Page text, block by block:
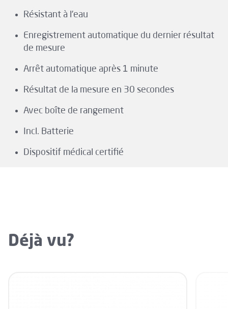
Résistant à l’eau
Enregistrement automatique du dernier résultat
de mesure
Arrêt automatique après 1 minute
Résultat de la mesure en 30 secondes
Avec boîte de rangement
Incl. Batterie
Dispositif médical certifié
Déjà vu?